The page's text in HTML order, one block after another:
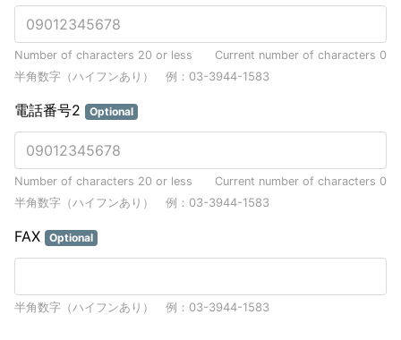
Number of characters 20 or less Current number of characters 0
半角数字（ハイフンあり） 例：03-3944-1583
電話番号2 Optional
Number of characters 20 or less Current number of characters 0
半角数字（ハイフンあり） 例：03-3944-1583
FAX Optional
半角数字（ハイフンあり） 例：03-3944-1583